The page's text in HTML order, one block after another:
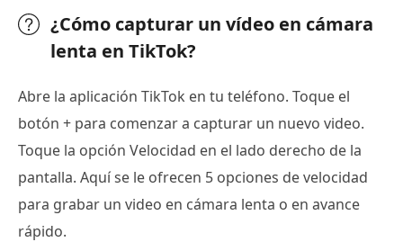
¿Cómo capturar un vídeo en cámara
lenta en TikTok?
Abre la aplicación TikTok en tu teléfono. Toque el
botón + para comenzar a capturar un nuevo video.
Toque la opción Velocidad en el lado derecho de la
pantalla. Aquí se le ofrecen 5 opciones de velocidad
para grabar un video en cámara lenta o en avance
rápido.